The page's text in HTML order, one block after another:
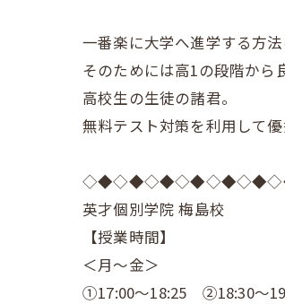
一番楽に大学へ進学する方
そのためには高1の段階から
高校生の生徒の諸君。
無料テスト対策を利用して
英才個別学院 梅島校
【授業時間】
＜月～金＞
①17:00～18:25 ②18:30～